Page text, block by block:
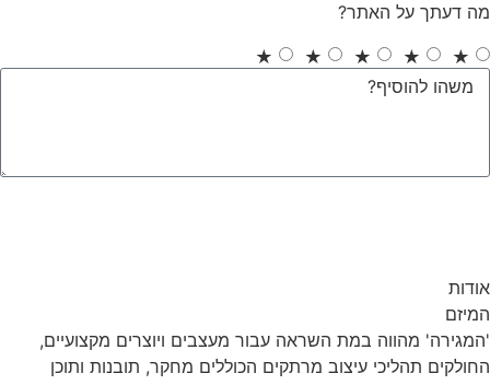
מה דעתך על האתר?
★
★
★
★
★
אודות
המיזם
'המגירה' מהווה במת השראה עבור מעצבים ויוצרים מקצועיים,
החולקים תהליכי עיצוב מרתקים הכוללים מחקר, תובנות ותוכן